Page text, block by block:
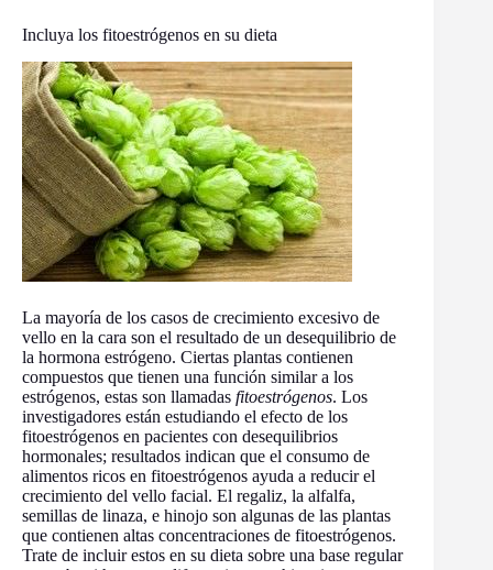
Incluya los fitoestrógenos en su dieta
La mayoría de los casos de crecimiento excesivo de
vello en la cara son el resultado de un desequilibrio de
la hormona estrógeno. Ciertas plantas contienen
compuestos que tienen una función similar a los
estrógenos, estas son llamadas fitoestrógenos. Los
investigadores están estudiando el efecto de los
fitoestrógenos en pacientes con desequilibrios
hormonales; resultados indican que el consumo de
alimentos ricos en fitoestrógenos ayuda a reducir el
crecimiento del vello facial. El regaliz, la alfalfa,
semillas de linaza, e hinojo son algunas de las plantas
que contienen altas concentraciones de fitoestrógenos.
Trate de incluir estos en su dieta sobre una base regular